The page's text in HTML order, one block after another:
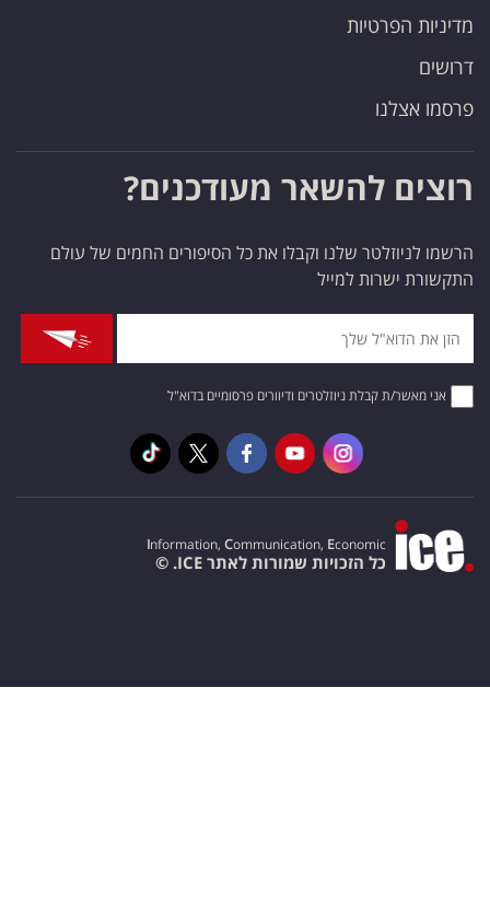
מדיניות הפרטיות
דרושים
פרסמו אצלנו
רוצים להשאר מעודכנים?
הרשמו לניוזלטר שלנו וקבלו את כל הסיפורים החמים של עולם
התקשורת ישרות למייל
אני מאשר/ת קבלת ניוזלטרים ודיוורים פרסומיים בדוא"ל
Information, Communication, Economic
כל הזכויות שמורות לאתר ICE. ©